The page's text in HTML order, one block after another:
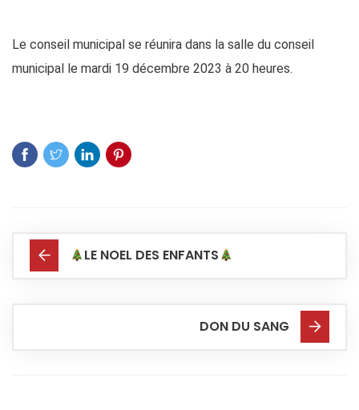
Le conseil municipal se réunira dans la salle du conseil
municipal le mardi 19 décembre 2023 à 20 heures.
LE NOEL DES ENFANTS
DON DU SANG